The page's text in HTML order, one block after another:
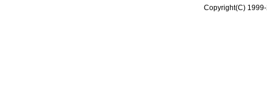
Copyright(C)